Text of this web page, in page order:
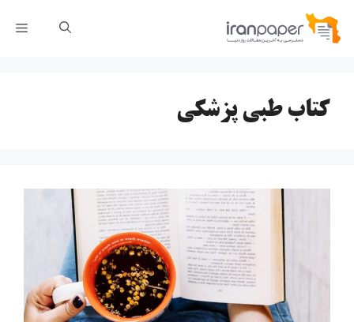
پرش
کتاب طبی پزشکی